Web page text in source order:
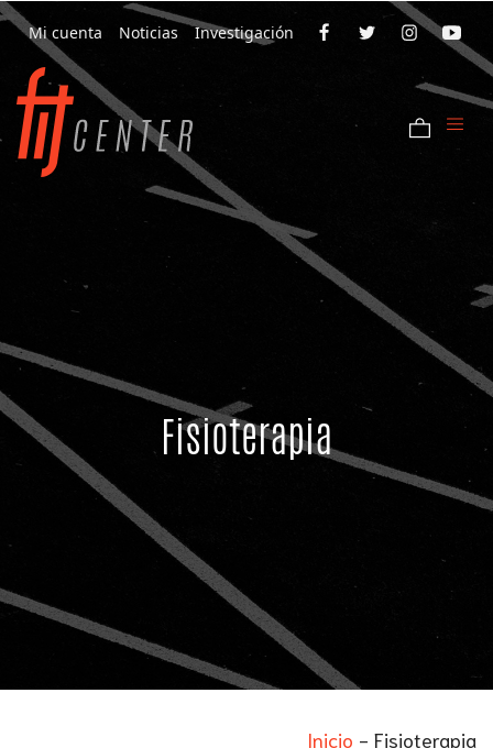
Mi cuenta Noticias Investigación
Fisioterapia
Inicio - Fisioterapia